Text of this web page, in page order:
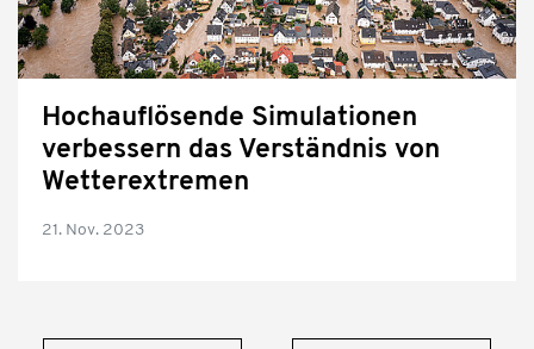
Hochauflösende Simulationen
verbessern das Verständnis von
Wetterextremen
21. Nov. 2023